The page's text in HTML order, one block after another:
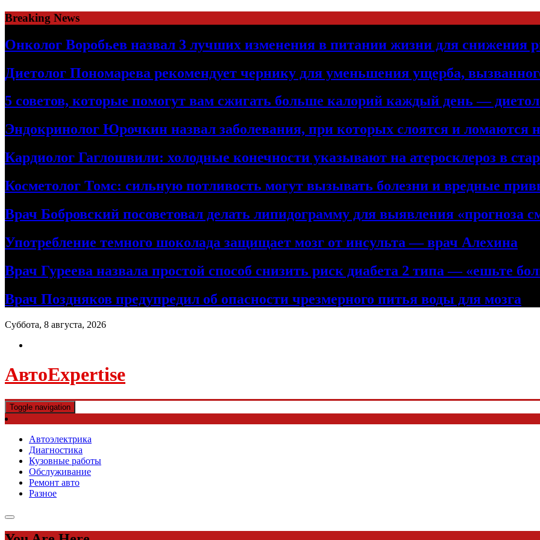
Skip
to
content
Breaking News
Онколог Воробьев назвал 3 лучших изменения в питании жизни для снижения
Диетолог Пономарева рекомендует чернику для уменьшения ущерба,
5 советов, которые помогут вам сжигать больше калорий каждый день —
Эндокринолог Юрочкин назвал заболевания, при которых слоятся и ломаются
Кардиолог Гаглошвили: холодные конечности указывают на атеросклероз в
Косметолог Томс: сильную потливость могут вызывать болезни и вредные
Врач Бобровский посоветовал делать липидограмму для выявления «прогноза
Употребление темного шоколада защищает мозг от инсульта — врач Алехина
Врач Гуреева назвала простой способ снизить риск диабета 2 типа — «ешьте
Врач Поздняков предупредил об опасности чрезмерного питья воды для мозга
Суббота, 8 августа, 2026
АвтоExpertise
Toggle navigation
Автоэлектрика
Диагностика
Кузовные работы
Обслуживание
Ремонт авто
Разное